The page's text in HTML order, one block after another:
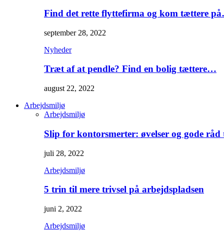
Find det rette flyttefirma og kom tættere
september 28, 2022
Nyheder
Træt af at pendle? Find en bolig tættere…
august 22, 2022
Arbejdsmiljø
Arbejdsmiljø
Slip for kontorsmerter: øvelser og gode
juli 28, 2022
Arbejdsmiljø
5 trin til mere trivsel på arbejdspladsen
juni 2, 2022
Arbejdsmiljø